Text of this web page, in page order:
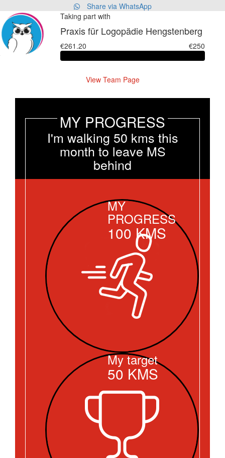
Share via WhatsApp
Taking part with
Praxis für Logopädie Hengstenberg
€261.20 €250
View Team Page
MY PROGRESS
I'm walking 50 kms this
month to leave MS
behind
MY
PROGRESS
100 KMS
My target
50 KMS